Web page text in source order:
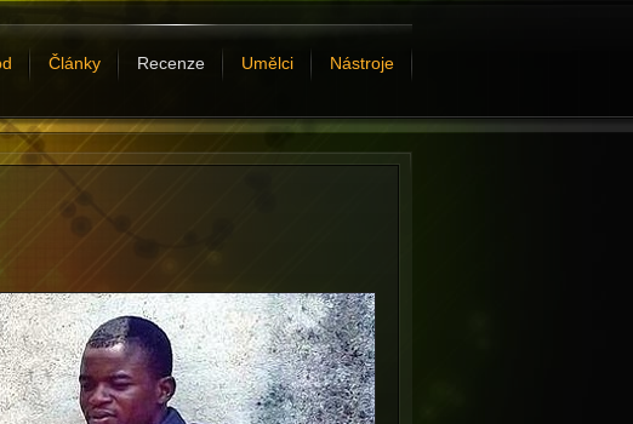
Články Recenze Umělci Nástroje